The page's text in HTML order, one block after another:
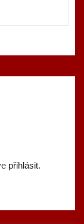
přihlásit.